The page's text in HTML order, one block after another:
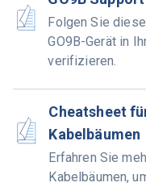
Folgen Sie
GO9B-Gerät in
verifizieren.
Cheatsheet
Kabelbäumen
Erfahren Sie
Kabelbäumen,